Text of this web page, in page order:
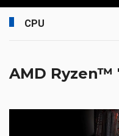
CPU
AMD Ryzen™